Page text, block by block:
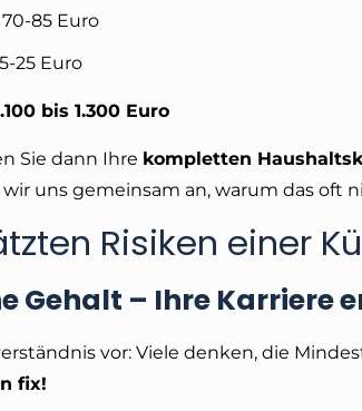
70-85 Euro
25 Euro
bis 1.300 Euro
Sie dann Ihre kompletten
uns gemeinsam an, warum das oft
Risiken einer
Gehalt – Ihre Karriere
vor: Viele denken, die
fix!